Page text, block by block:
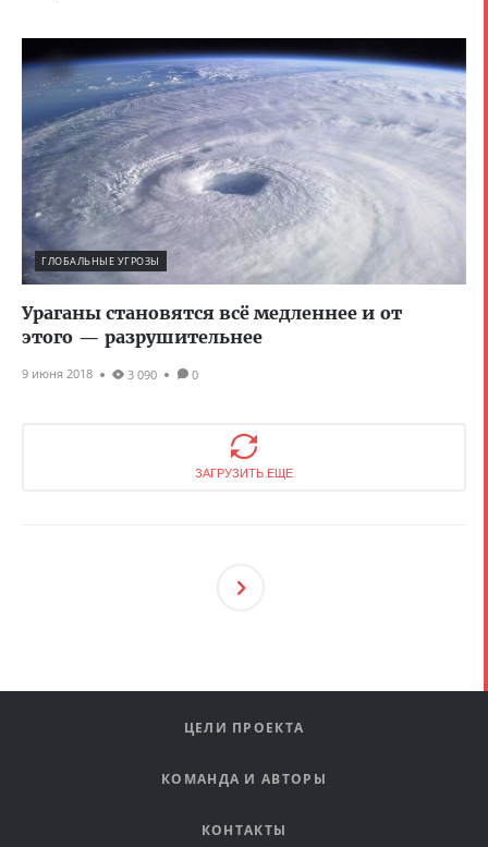
ГЛОБАЛЬНЫЕ УГРОЗЫ
Ураганы становятся всё медленнее и от
этого — разрушительнее
9 июня 2018 3 090 0
ЗАГРУЗИТЬ ЕЩЕ
Ующ
ЦЕЛИ ПРОЕКТА
КОМАНДА И АВТОРЫ
КОНТАКТЫ